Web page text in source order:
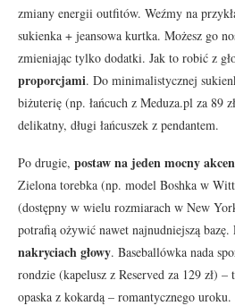
zmiany energii outfitów. Weźmy na
sukienka + jeansowa kurtka. Możesz go
zmieniając tylko dodatki. Jak to robić z
proporcjami. Do minimalistycznej
biżuterię (np. łańcuch z Meduza.pl za 89
delikatny, długi łańcuszek z pendantem.
Po drugie, postaw na jeden mocny
Zielona torebka (np. model Boshka w
(dostępny w wielu rozmiarach w New
potrafią ożywić nawet najnudniejszą
nakryciach głowy. Baseballówka nada
rondzie (kapelusz z Reserved za 129 zł)
opaska z kokardą – romantycznego